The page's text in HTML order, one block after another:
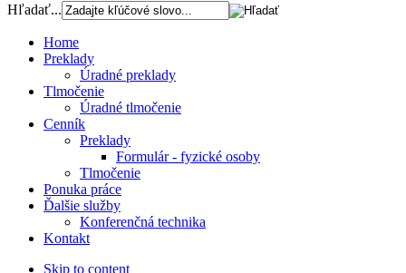
Hľadať...
Home
Preklady
Úradné preklady
Tlmočenie
Úradné tlmočenie
Cenník
Preklady
Formulár - fyzické osoby
Tlmočenie
Ponuka práce
Ďalšie služby
Konferenčná technika
Kontakt
Skip to content